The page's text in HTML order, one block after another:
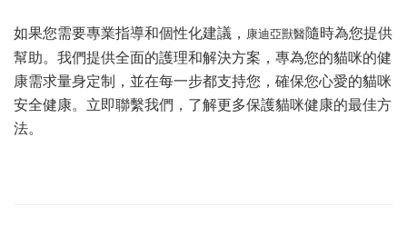
如果您需要專業指導和個性化建議， 康迪亞獸醫隨時為您提供
幫助。我們提供全面的護理和解決方案，專為您的貓咪的健
康需求量身定制，並在每一步都支持您，確保您心愛的貓咪
安全健康。立即聯繫我們，了解更多保護貓咪健康的最佳方
法。